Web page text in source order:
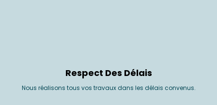
Respect Des Délais
Nous réalisons tous vos travaux dans les délais convenus.